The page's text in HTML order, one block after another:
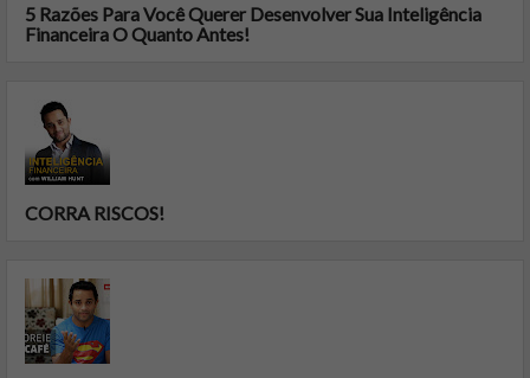
5 Razões Para Você Querer Desenvolver Sua Inteligência
Financeira O Quanto Antes!
CORRA RISCOS!